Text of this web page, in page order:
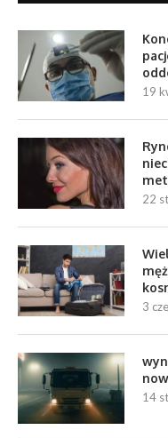
19
22
3
14